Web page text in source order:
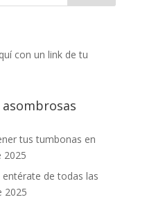
con un link de tu
tus tumbonas en
2025
de todas las
2025